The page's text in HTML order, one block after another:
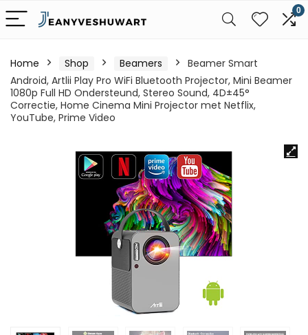
0
Home Shop Beamers
Beamer Smart
Android, Artlii Play Pro WiFi Bluetooth Projector, Mini Beamer
1080p Full HD Ondersteund, Stereo Sound, 4D±45°
Correctie, Home Cinema Mini Projector met Netflix,
YouTube, Prime Video